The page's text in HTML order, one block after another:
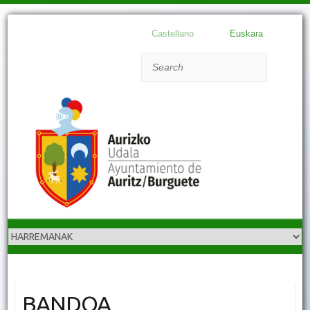
Castellano Euskara
BANDOA